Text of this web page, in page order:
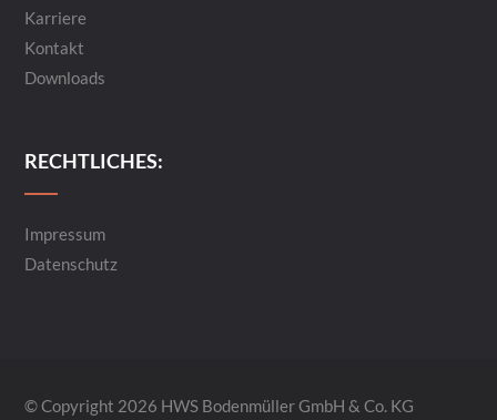
Karriere
Kontakt
Downloads
RECHTLICHES:
Impressum
Datenschutz
© Copyright 2026 HWS Bodenmüller GmbH & Co. KG